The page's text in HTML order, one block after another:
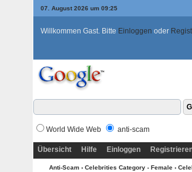
07. August 2026 um 09:25
Willkommen Gast. Bitte Einloggen oder
World Wide Web anti-scam
Übersicht Hilfe Einloggen
Anti-Scam › Celebrities Category - Female ›